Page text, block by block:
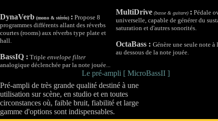
MultiDrive (basse & guitare) : Pédale
universelle, capable de générer du
saturation et d'autres sonorités.
OctaBass : Génère une seule note à
au dessous de la note jouée.
DynaVerb (mono & stéréo) : Propose 8
programmes différents allant des réverbs
courtes (rooms) aux réverbs type plate et
hall.
BassIQ : Triple envelope filter
analogique déclenchée par la note jouée...
Le pré-ampli [ MicroBassII ]
Pré-ampli de très grande qualité destiné à une
utilisation sur scène, en studio et en toutes
circonstances où, faible bruit, fiabilité et large
gamme d'options sont indispensables.